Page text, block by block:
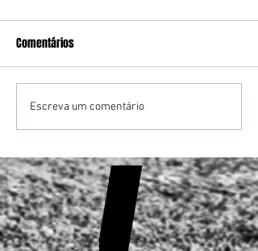
Comentários
Escreva um comentário